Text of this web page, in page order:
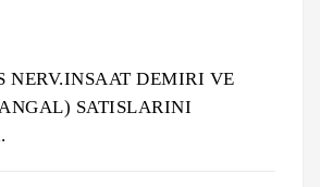
NERV.INSAAT DEMIRI VE
SATISLARINI